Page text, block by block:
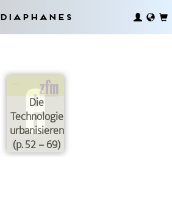
Diaphanes
Die
Technologie
urbanisieren
(p. 52 – 69)